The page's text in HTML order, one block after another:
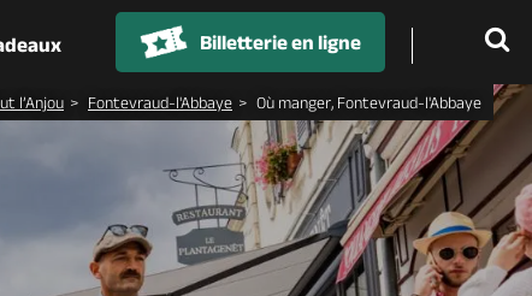
Billetterie en ligne
l’Anjou Fontevraud-l'Abbaye Où manger, Fontevraud-l'Abbaye